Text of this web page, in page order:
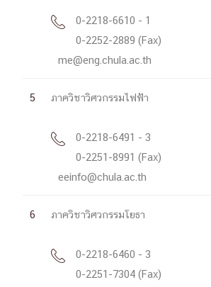

0-2218-6610 - 1
0-2252-2889 (Fax)
me@eng.chula.ac.th
5 ภาควิชาวิศวกรรมไฟฟ้า

0-2218-6491 - 3
0-2251-8991 (Fax)
eeinfo@chula.ac.th
6 ภาควิชาวิศวกรรมโยธา

0-2218-6460 - 3
0-2251-7304 (Fax)